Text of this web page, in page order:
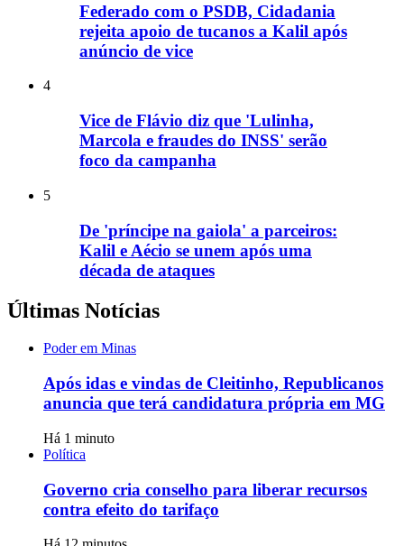
Federado com o PSDB, Cidadania
rejeita apoio de tucanos a Kalil após
anúncio de vice
4
Vice de Flávio diz que 'Lulinha,
Marcola e fraudes do INSS' serão
foco da campanha
5
De 'príncipe na gaiola' a parceiros:
Kalil e Aécio se unem após uma
década de ataques
Últimas Notícias
Poder em Minas
Após idas e vindas de Cleitinho, Republicanos
anuncia que terá candidatura própria em MG
Há 1 minuto
Política
Governo cria conselho para liberar recursos
contra efeito do tarifaço